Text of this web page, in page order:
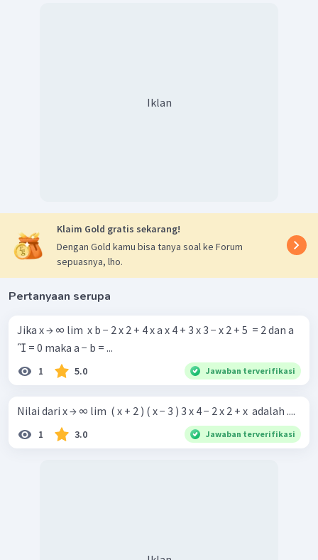
Iklan
Klaim Gold gratis sekarang!
Dengan Gold kamu bisa tanya soal ke Forum
sepuasnya, lho.
Pertanyaan serupa
Jika x → ∞ lim ​ x b − 2 x 2 + 4 x a x 4 + 3 x 3 − x 2 + 5 ​ = 2 dan a
 = 0 maka a − b = ...
1 5.0 Jawaban terverifikasi
Nilai dari x → ∞ lim ​ ( x + 2 ) ( x − 3 ) 3 x 4 − 2 x 2 + x ​ adalah ....
1 3.0 Jawaban terverifikasi